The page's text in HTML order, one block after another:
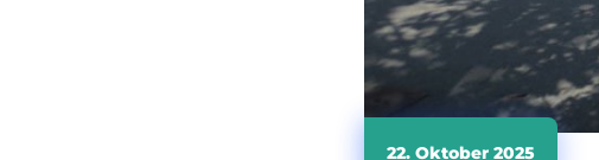
22. Oktober 2025